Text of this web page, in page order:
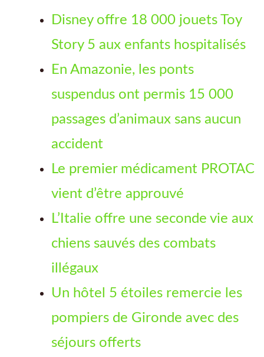
Disney offre 18 000 jouets Toy
Story 5 aux enfants hospitalisés
En Amazonie, les ponts
suspendus ont permis 15 000
passages d’animaux sans aucun
accident
Le premier médicament PROTAC
vient d’être approuvé
L’Italie offre une seconde vie aux
chiens sauvés des combats
illégaux
Un hôtel 5 étoiles remercie les
pompiers de Gironde avec des
séjours offerts